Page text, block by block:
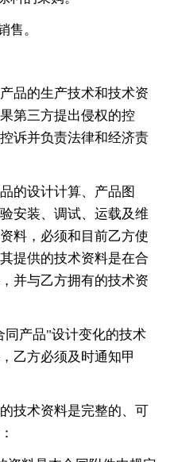
售。
品的生产技术和技术资
第三方提出侵权的控
诉并负责法律和经济责
的设计计算、产品图
安装、调试、运载及维
料，必须和目前乙方使
提供的技术资料是在合
并与乙方拥有的技术资
同产品"设计变化的技术
乙方必须及时通知甲
技术资料是完整的、可